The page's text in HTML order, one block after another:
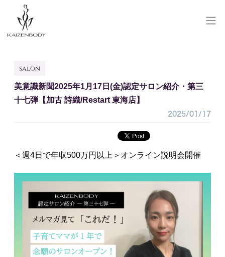
SCHOOL RESERVE
研修予約
お問い合わせ
salon
美意識新聞2025年1月17日(金)認定サロン紹介・第三
十七弾【加古 詩織/Restart 東海店】
2025/01/17
＜週4日で年収500万円以上＞オンライン説明会開催